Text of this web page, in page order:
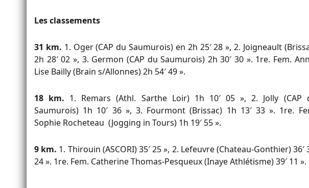
Les classements
31 km. 1. Oger (CAP du Saumurois) en 2h 25′ 28 », 2. Joigneault
2h 28′ 02 », 3. Germon (CAP du Saumurois) 2h 30′ 30 ». 1re. Fem.
Lise Bailly (Brain s/Allonnes) 2h 54′ 49 ».
18 km. 1. Remars (Athl. Sarthe Loir) 1h 10′ 05 », 2. Jolly (CAP
Saumurois) 1h 10′ 36 », 3. Fourmont (Brissac) 1h 13′ 33 ». 1re.
Sophie Rocheteau (Jogging in Tours) 1h 19′ 55 ».
9 km. 1. Thirouin (ASCORI) 35′ 25 », 2. Lefeuvre (Chateau-Gonthier)
24 ». 1re. Fem. Catherine Thomas-Pesqueux (Inaye Athlétisme) 39′ 11 ».